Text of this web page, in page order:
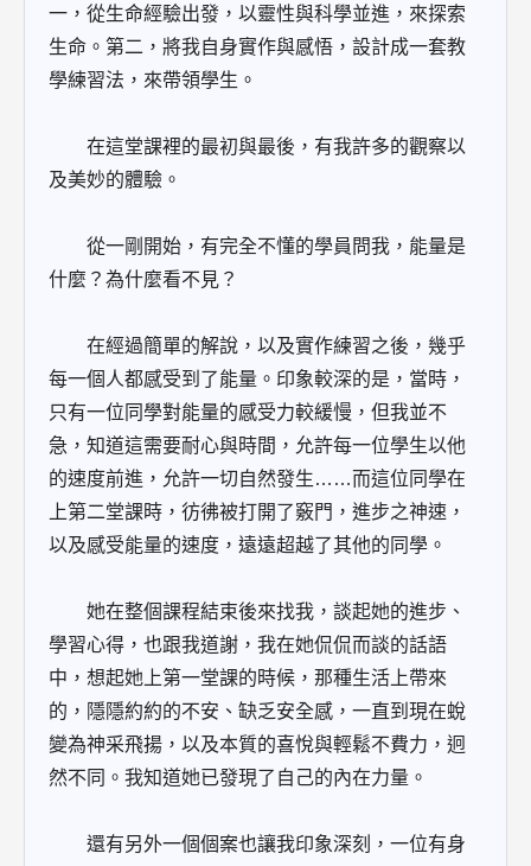
一，從生命經驗出發，以靈性與科學並進，來探索
生命。第二，將我自身實作與感悟，設計成一套教
學練習法，來帶領學生。
在這堂課裡的最初與最後，有我許多的觀察以
及美妙的體驗。
從一剛開始，有完全不懂的學員問我，能量是
什麼？為什麼看不見？
在經過簡單的解說，以及實作練習之後，幾乎
每一個人都感受到了能量。印象較深的是，當時，
只有一位同學對能量的感受力較緩慢，但我並不
急，知道這需要耐心與時間，允許每一位學生以他
的速度前進，允許一切自然發生……而這位同學在
上第二堂課時，彷彿被打開了竅門，進步之神速，
以及感受能量的速度，遠遠超越了其他的同學。
她在整個課程結束後來找我，談起她的進步、
學習心得，也跟我道謝，我在她侃侃而談的話語
中，想起她上第一堂課的時候，那種生活上帶來
的，隱隱約約的不安、缺乏安全感，一直到現在蛻
變為神采飛揚，以及本質的喜悅與輕鬆不費力，迥
然不同。我知道她已發現了自己的內在力量。
還有另外一個個案也讓我印象深刻，一位有身